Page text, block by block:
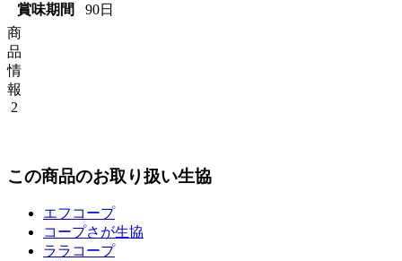
賞味期間
90日
商
品
情
報
2
この商品のお取り扱い生協
エフコープ
コープさが生協
ララコープ